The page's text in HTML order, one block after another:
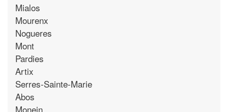
Mialos
Mourenx
Nogueres
Mont
Pardies
Artix
Serres-Sainte-Marie
Abos
Monein